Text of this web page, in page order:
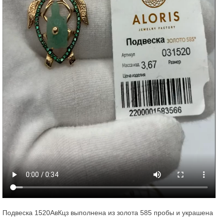
Подвеска 1520АвКцз выполнена из золота 585 пробы и украшена